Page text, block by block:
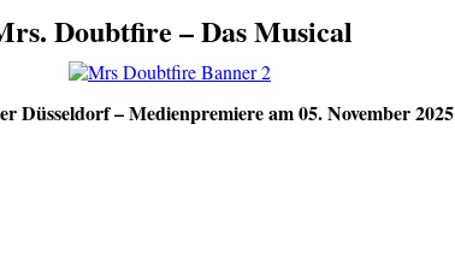
Doubtfire – Das Musical
Düsseldorf – Medienpremiere am 05. November 2025